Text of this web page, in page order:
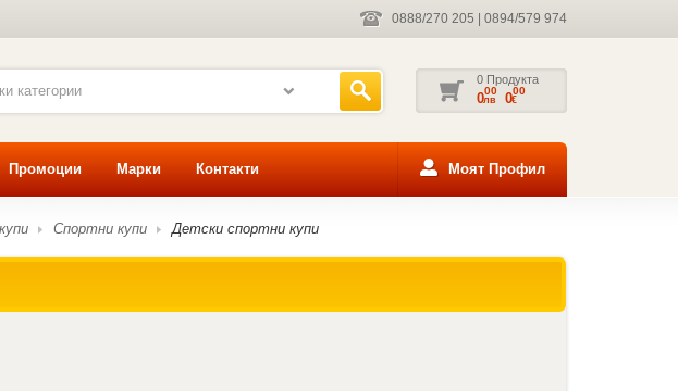
0888/270 205 0894/579 974
категории
0 Продукта
000
лв 000
€
Промоции Марки Контакти Моят Профил
Спортни купи Детски спортни купи